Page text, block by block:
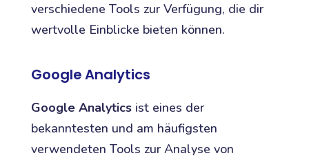
verschiedene Tools zur Verfügung, die dir
wertvolle Einblicke bieten können.
Google Analytics
Google Analyticsist eines der
bekanntesten und am häufigsten
verwendeten Tools zur Analyse von